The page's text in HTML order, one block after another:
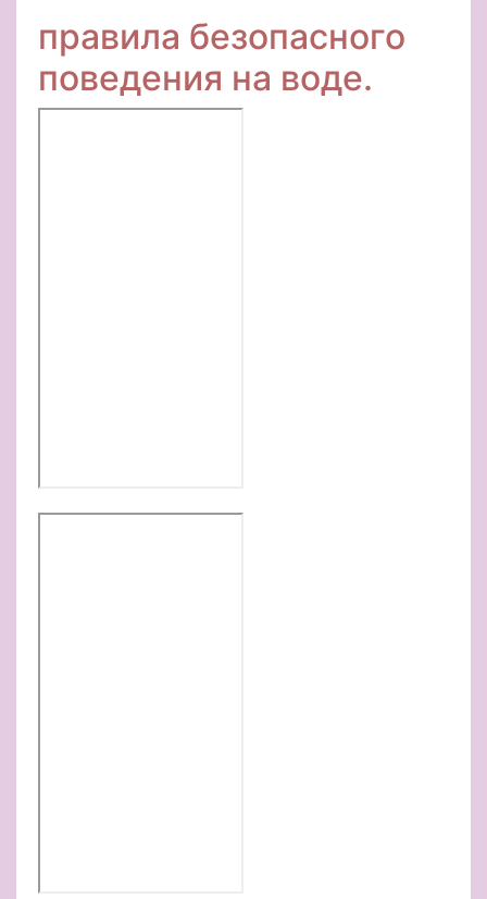
правила безопасного
поведения на воде.